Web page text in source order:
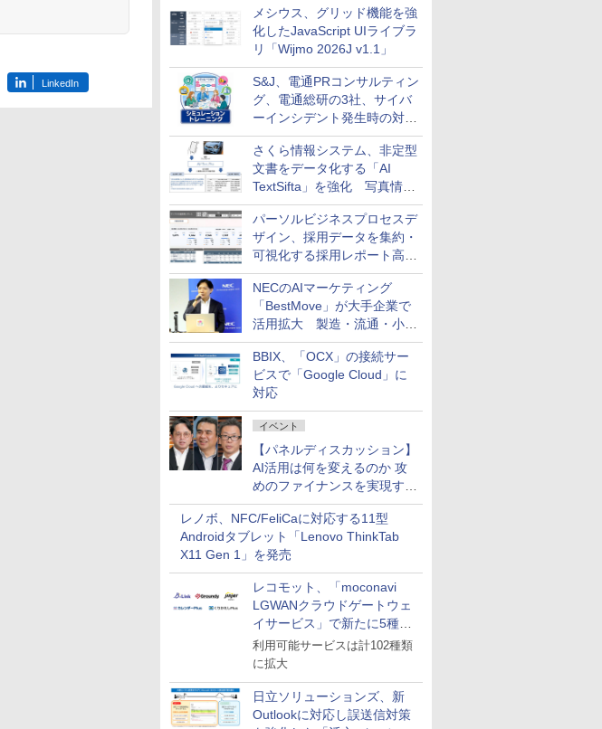
メシウス、グリッド機能を強
化したJavaScript UIライブラ
リ「Wijmo 2026J v1.1」
S&J、電通PRコンサルティン
グ、電通総研の3社、サイバ
ーインシデント発生時の対応
と危機管理広報を一体的に訓
練するプログラムを提供
さくら情報システム、非定型
文書をデータ化する「AI
TextSifta」を強化 写真情報
のデータ化などに対応
パーソルビジネスプロセスデ
ザイン、採用データを集約・
可視化する採用レポート高速
化サービスを提供
NECのAIマーケティング
「BestMove」が大手企業で
活用拡大 製造・流通・小売
企業・広告代理店などが実装
フェーズへ
BBIX、「OCX」の接続サー
ビスで「Google Cloud」に
対応
イベント
【パネルディスカッション】
AI活用は何を変えるのか 攻
めのファイナンスを実現する
業務設計とマインドセット変
革
レノボ、NFC/FeliCaに対応する11型
Androidタブレット「Lenovo ThinkTab
X11 Gen 1」を発売
レコモット、「moconavi
LGWANクラウドゲートウェ
イサービス」で新たに5種類
のサービスと連携開始
利用可能サービスは計102種類
に拡大
日立ソリューションズ、新
Outlookに対応し誤送信対策
LinkedIn